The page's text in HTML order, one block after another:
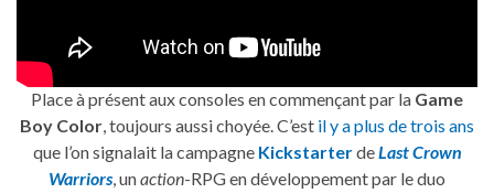
Place à présent aux consoles en commençant par la Game
Boy Color, toujours aussi choyée. C’est il y a plus de trois ans
que l’on signalait la campagne KickstarterdeLast Crown
Warriors, unaction-RPG en développement par le duo